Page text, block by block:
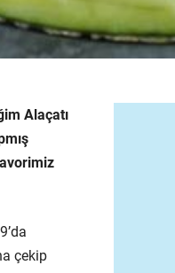
Alaçatı
çekip